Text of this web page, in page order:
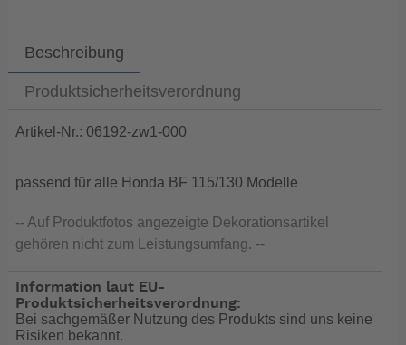
Beschreibung
Produktsicherheitsverordnung
Artikel-Nr.: 06192-zw1-000
passend für alle Honda BF 115/130 Modelle
-- Auf Produktfotos angezeigte Dekorationsartikel
gehören nicht zum Leistungsumfang. --
Information laut EU-
Produktsicherheitsverordnung:
Bei sachgemäßer Nutzung des Produkts sind uns keine
Risiken bekannt.